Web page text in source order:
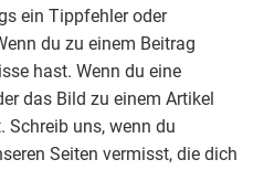
ein Tippfehler oder
du zu einem Beitrag
hast. Wenn du eine
das Bild zu einem Artikel
Schreib uns, wenn du
Seiten vermisst, die dich